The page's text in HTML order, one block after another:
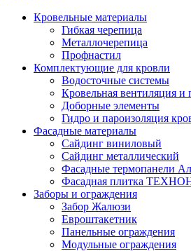
Кровельные материалы
Гибкая черепица
Металлочерепица
Профнастил
Комплектующие для кровли
Водосточные системы
Кровельная вентиляция и
Доборные элементы
Гидро и пароизоляция
Фасадные материалы
Сайдинг виниловый
Сайдинг металлический
Фасадные термопанели
Фасадная плитка
Заборы и ограждения
Забор Жалюзи
Евроштакетник
Панельные ограждения
Модульные ограждения